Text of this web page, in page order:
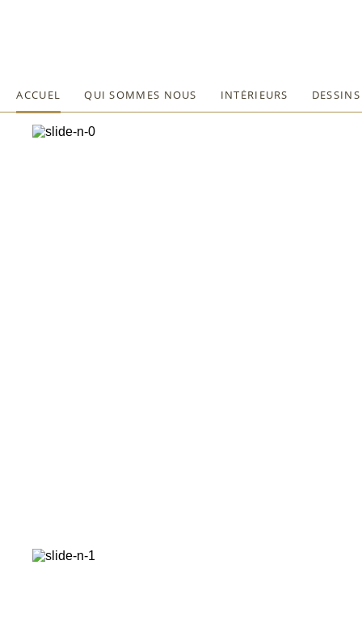
ACCUEL QUI SOMMES NOUS INTĖRIEURS DESSINS